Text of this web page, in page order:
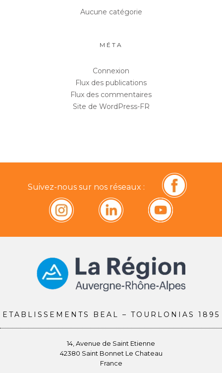
Aucune catégorie
MÉTA
Connexion
Flux des publications
Flux des commentaires
Site de WordPress-FR
Suivez-nous sur nos réseaux :
ETABLISSEMENTS BEAL – TOURLONIAS 1895
14, Avenue de Saint Etienne
42380 Saint Bonnet Le Chateau
France